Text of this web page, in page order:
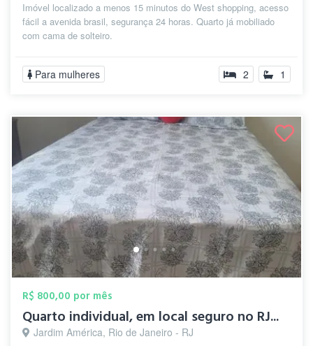
Imóvel localizado a menos 15 minutos do West shopping, acesso
fácil a avenida brasil, segurança 24 horas. Quarto já mobiliado
com cama de solteiro.
Para mulheres 2 1
R$ 800,00 por mês
Quarto individual, em local seguro no RJ...
Jardim América, Rio de Janeiro - RJ